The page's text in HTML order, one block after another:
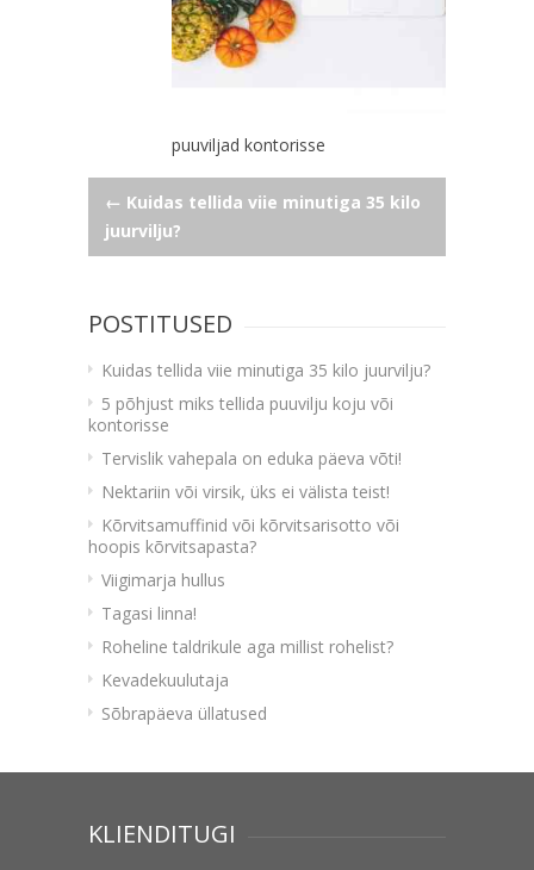
puuviljad kontorisse
Navigeerimine
← Kuidas tellida viie minutiga 35 kilo
juurvilju?
POSTITUSED
Kuidas tellida viie minutiga 35 kilo juurvilju?
5 põhjust miks tellida puuvilju koju või
kontorisse
Tervislik vahepala on eduka päeva võti!
Nektariin või virsik, üks ei välista teist!
Kõrvitsamuffinid või kõrvitsarisotto või
hoopis kõrvitsapasta?
Viigimarja hullus
Tagasi linna!
Roheline taldrikule aga millist rohelist?
Kevadekuulutaja
Sõbrapäeva üllatused
KLIENDITUGI